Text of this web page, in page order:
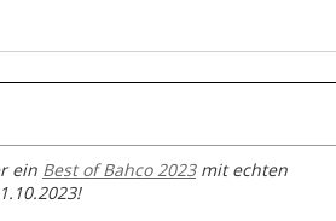
ein Best of Bahco 2023mit echten